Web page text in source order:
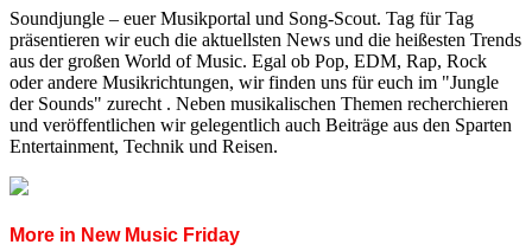
Soundjungle – euer Musikportal und Song-Scout. Tag für Tag
präsentieren wir euch die aktuellsten News und die heißesten Trends
aus der großen World of Music. Egal ob Pop, EDM, Rap, Rock
oder andere Musikrichtungen, wir finden uns für euch im "Jungle
der Sounds" zurecht . Neben musikalischen Themen recherchieren
und veröffentlichen wir gelegentlich auch Beiträge aus den Sparten
Entertainment, Technik und Reisen.
More in New Music Friday